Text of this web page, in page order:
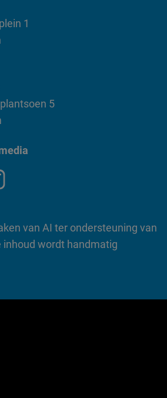
1
5
van AI ter ondersteuning van
wordt handmatig